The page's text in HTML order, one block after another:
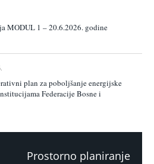
MODUL 1 – 20.6.2026. godine
plan za poboljšanje energijske
Federacije Bosne i
Prostorno planiranje